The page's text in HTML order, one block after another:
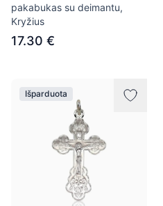
pakabukas su deimantu,
Kryžius
17.30 €
Išparduota